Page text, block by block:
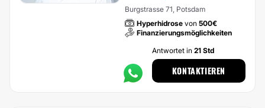
Burgstrasse 71, Potsdam
Hyperhidrose von 500€
Finanzierungsmöglichkeiten
Antwortet in 21 Std
KONTAKTIEREN